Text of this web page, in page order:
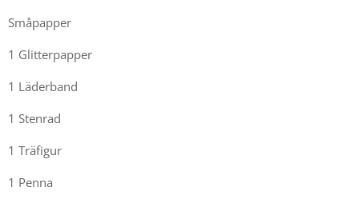
Småpapper
1 Glitterpapper
1 Läderband
1 Stenrad
1 Träfigur
1 Penna